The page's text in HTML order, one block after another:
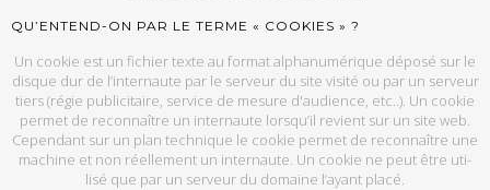
QU’EN­TEND-ON PAR LE TERME « CO­OKIES » ?
Un co­okie est un fi­chier texte au for­mat al­pha­nu­mé­rique dé­posé sur le
disque dur de l’in­ter­naute par le ser­veur du site vi­sité ou par un ser­veur
tiers (ré­gie pu­bli­ci­taire, ser­vice de mesure d'audience, etc..). Un co­okie
per­met de re­con­naître un in­ter­naute lors­qu’il re­vient sur un site web.
Ce­pen­dant sur un plan tech­nique le co­okie per­met de re­con­naître une
ma­chine et non réel­le­ment un in­ter­naute. Un co­okie ne peut être uti­
lisé que par un ser­veur du do­maine l’ayant placé.